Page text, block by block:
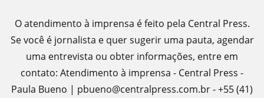
O atendimento à imprensa é feito pela Central Press.
Se você é jornalista e quer sugerir uma pauta, agendar
uma entrevista ou obter informações, entre em
contato: Atendimento à imprensa - Central Press -
Paula Bueno | pbueno@centralpress.com.br - +55 (41)